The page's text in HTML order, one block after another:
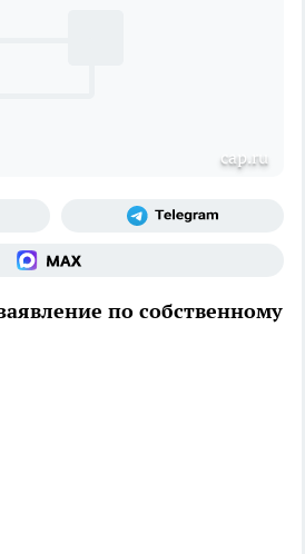
cap.ru
по собственному